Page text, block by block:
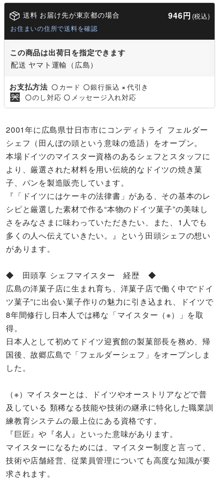
送料 お届け先が東京都の場合 946円 (税込)
お住まいの住所で送料を確認
この商品は出荷日を指定できます
配送 ヤマト運輸（広島）
お支払方法 〇 カード 〇銀行振込 × 代引き
〇のし対応 〇 メッセージ入れ対応
2001年に広島県廿日市市にコンディトライ フェルダー
シェフ（田んぼの頭という意味の造語）をオープン。
本場ドイツのマイスター資格のあるシェフとスタッフに
より、厳選された材料を用い伝統的なドイツの焼き菓
子、パンを製造販売しています。
『「ドイツにはケーキの法律書」がある、その基本のレ
シピと厳選した素材で作る“本物のドイツ菓子”の美味し
さをみなさまに味わっていただきたい、また、1人でも
多くの人へ伝えていきたい。』という田頭シェフの想い
があります。
◆ 田頭享 シェフマイスター 経歴 ◆
広島の洋菓子店に生まれ育ち、洋菓子店で働く中で“ドイ
ツ菓子”に出会い菓子作りの魅力に引き込まれ、ドイツで
8年間修行し日本人では稀な「マイスター（※）」を取
得。
日本人として初めてドイツ迎賓館の製菓部長を務め、帰
国後、故郷広島で「フェルダーシェフ」をオープンしま
した。
（※）マイスターとは、ドイツやオーストリアなどで普
及している 類稀なる技能や技術の継承に特化した職業訓
練教育システムの最上位にある資格です。
『巨匠』や『名人』といった意味があります。
マイスターになるためには、マイスター制度と言って、
技術や店舗経営、従業員管理についても高度な知識が要
求されます。